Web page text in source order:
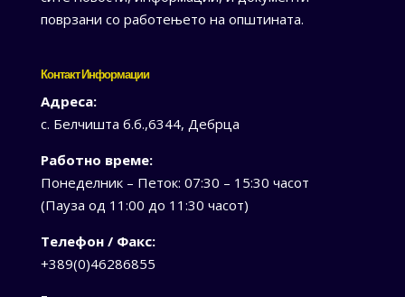
поврзани со работењето на општината.
Контакт Информации
Адреса:
с. Белчишта б.б.,6344, Дебрца
Работно време:
Понеделник – Петок: 07:30 – 15:30 часот
(Пауза од 11:00 до 11:30 часот)
Телефон / Факс:
+389(0)46286855